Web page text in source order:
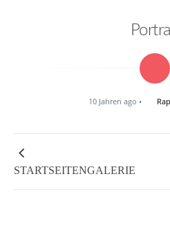
10 Jahren ago
STARTSEITENGALERIE